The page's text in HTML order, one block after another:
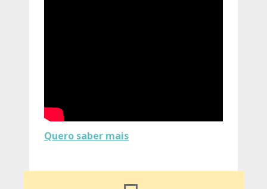
Quero saber mais